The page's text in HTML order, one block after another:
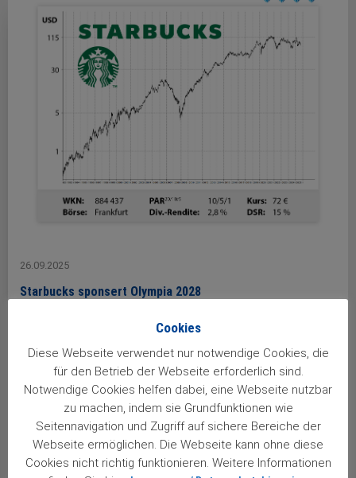
26.09.2025
Starbucks sponsert Olympia 2028
Weltgrößte Cafékette – Aktienkurs bald wieder auf
neuen Höchstkursen? Bis zu den Olympischen
Sommerspielen im Jahr 2028 in Los Angeles ist es zwar
noch eine ganze Weile hin. Dennoch wirft das nach der
Fußballweltmeisterschaft zweitgrößte Sportereignis
der Erde schon jetzt seine Schatten voraus. Unser Vier-
Diamanten-Wachstumswert …
Cookies
Diese Webseite verwendet nur notwendige Cookies, die
für den Betrieb der Webseite erforderlich sind.
Notwendige Cookies helfen dabei, eine Webseite nutzbar
zu machen, indem sie Grundfunktionen wie
Seitennavigation und Zugriff auf sichere Bereiche der
Webseite ermöglichen. Die Webseite kann ohne diese
Cookies nicht richtig funktionieren. Weitere Informationen